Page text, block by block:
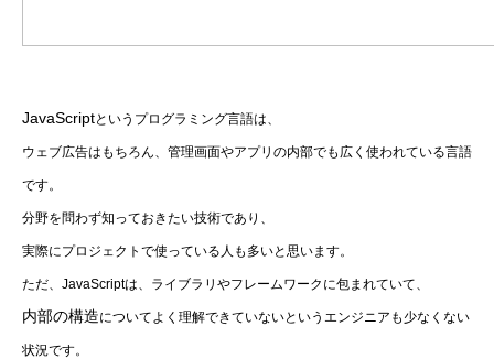
JavaScriptというプログラミング言語は、
ウェブ広告はもちろん、管理画面やアプリの内部でも広く使われている言語
です。
分野を問わず知っておきたい技術であり、
実際にプロジェクトで使っている人も多いと思います。
ただ、JavaScriptは、ライブラリやフレームワークに包まれていて、
内部の構造についてよく理解できていないというエンジニアも少なくない
状況です。